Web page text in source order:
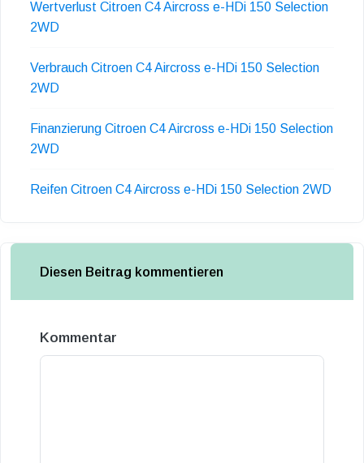
Wertverlust Citroen C4 Aircross e-HDi 150 Selection
2WD
Verbrauch Citroen C4 Aircross e-HDi 150 Selection
2WD
Finanzierung Citroen C4 Aircross e-HDi 150 Selection
2WD
Reifen Citroen C4 Aircross e-HDi 150 Selection 2WD
Diesen Beitrag kommentieren
Kommentar